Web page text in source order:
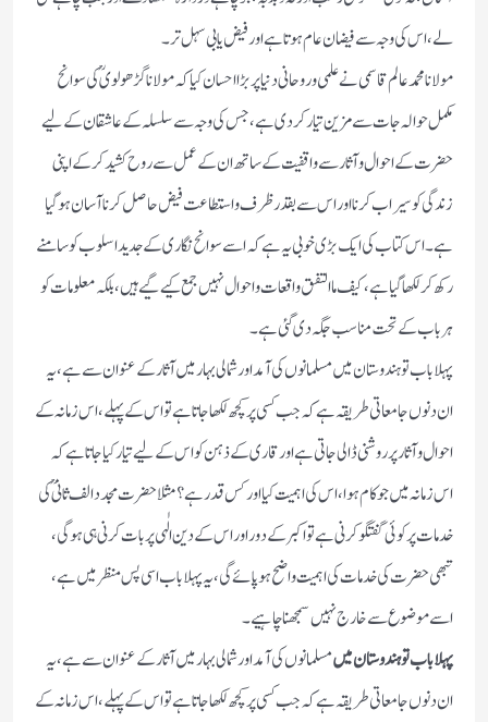
لے، اس کی وجہ سے فیضان عام ہوتا ہے اور فیض یابی سہل تر۔
مولانا محمد عالم قاسمی نے علمی وروحانی دنیا پر بڑا احسان کیا کہ مولانا گڑھولویؒ کی سوانح
مکمل حوالہ جات سے مزین تیار کردی ہے، جس کی وجہ سے سلسلہ کے عاشقان کے لیے
حضرت کے احوال وآثار سے واقفیت کے ساتھ ان کے عمل سے روح کشید کرکے اپنی
زندگی کو سیراب کرنا اور اس سے بقدر ظرف واستطاعت فیض حاصل کرنا آسان ہو گیا
ہے۔ اس کتاب کی ایک بڑی خوبی یہ ہے کہ اسے سوانح نگاری کے جدید اسلوب کو سامنے
رکھ کر لکھاگیا ہے، کیف ما التفق واقعات واحوال نہیں جمع کیے گیے ہیں، بلکہ معلومات کو
ہر باب کے تحت مناسب جگہ دی گئی ہے۔
پہلا باب تو ہندوستان میں مسلمانوں کی آمد اور شمالی بہار میں آثار کے عنوان سے ہے، یہ
ان دنوں جامعاتی طریقہ ہے کہ جب کسی پر کچھ لکھا جاتا ہے تو اس کے پہلے، اس زمانہ کے
احوال وآثار پر روشنی ڈالی جاتی ہے اور قاری کے ذہن کو اس کے لیے تیار کیا جاتاہے کہ
اس زمانہ میں جو کام ہوا، اس کی اہمیت کیا اور کس قدر ہے؟ مثلا حضرت مجدد الف ثانیؒ کی
خدمات پر کوئی گفتگو کرنی ہے تو اکبر کے دور اور اس کے دین الٰہی پر بات کرنی ہی ہوگی،
تبھی حضرت کی خدمات کی اہمیت واضح ہو پائے گی، یہ پہلا باب اسی پس منظر میں ہے،
اسے موضوع سے خارج نہیں سمجھنا چاہیے۔
پہلا باب تو ہندوستان میںمسلمانوں کی آمد اور شمالی بہار میں آثار کے عنوان سے ہے، یہ
ان دنوں جامعاتی طریقہ ہے کہ جب کسی پر کچھ لکھا جاتا ہے تو اس کے پہلے، اس زمانہ کے